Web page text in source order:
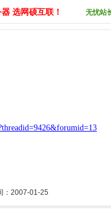
选网硕互联！ 无忧站
：2007-01-25